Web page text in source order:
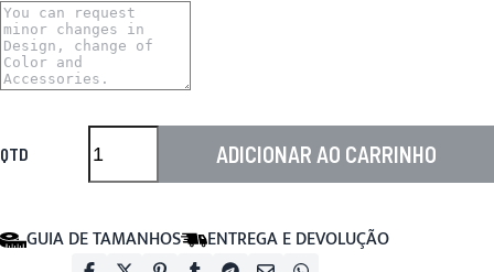
QTD ADICIONAR AO CARRINHO
GUIA DE TAMANHOS ENTREGA E DEVOLUÇÃO